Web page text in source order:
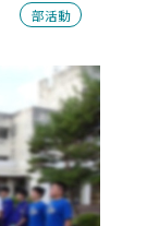
部活動